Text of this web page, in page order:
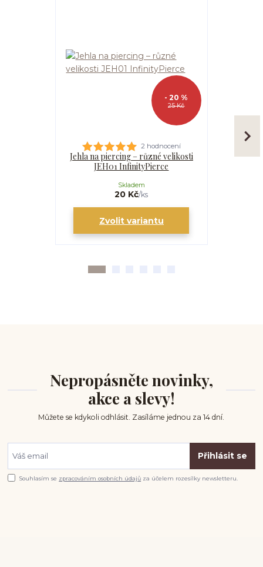
25 Kč
- 20 %
2 hodnocení
Jehla na piercing – různé velikosti
JEH01 InfinityPierce
20 Kč/ks
Skladem
Zvolit variantu
Nepropásněte novinky,
akce a slevy!
Můžete se kdykoli odhlásit. Zasíláme jednou za 14 dní.
Přihlásit se
Souhlasím se zpracováním osobních údajů za účelem rozesílky newsletteru.